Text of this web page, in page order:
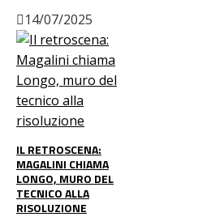
14/07/2025
IL RETROSCENA:
MAGALINI CHIAMA
LONGO, MURO DEL
TECNICO ALLA
RISOLUZIONE